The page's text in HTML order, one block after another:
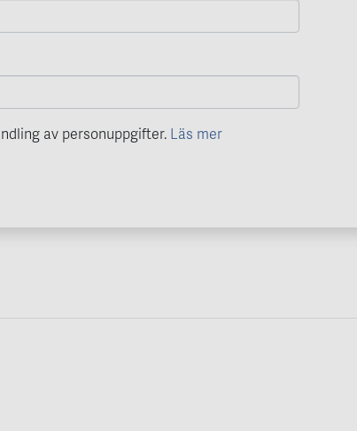
av personuppgifter. Läs mer